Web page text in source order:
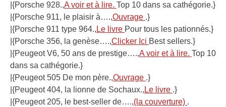
|{Porsche 928.,A voir et à lire. Top 10 dans sa cathégorie.}
|{Porsche 911, le plaisir à….,Ouvrage .}
|{Porsche 911 type 964., Le livre Pour tous les pationnés.}
|{Porsche 356, la genèse….,Clicker Ici Best sellers.}
|{Peugeot V6, 50 ans de prestige….,A voir et à lire. Top 10
dans sa cathégorie.}
|{Peugeot 505 De mon père.,Ouvrage .}
|{Peugeot 404, la lionne de Sochaux., Le livre .}
|{Peugeot 205, le best-seller de….,(la couverture) .